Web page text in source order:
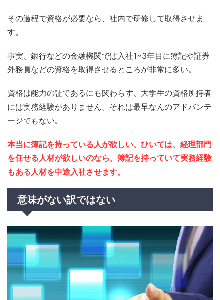
その過程で資格が必要なら、社内で研修して取得させま
す。
事実、銀行などの金融機関では入社1~3年目に簿記や証券
外務員などの資格を取得させるところが非常に多い。
資格は能力の証であるにも関わらず、大学生の資格所持者
には実務経験がありません。それは最早なんのアドバンテ
ージでもない。
本当に簿記を持っている人が欲しい、ひいては、経理部門
を任せる人材が欲しいのなら、簿記を持っていて実務経験
もある人材を中途入社させます。
意味がない訳ではない